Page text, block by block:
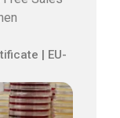
| EU-